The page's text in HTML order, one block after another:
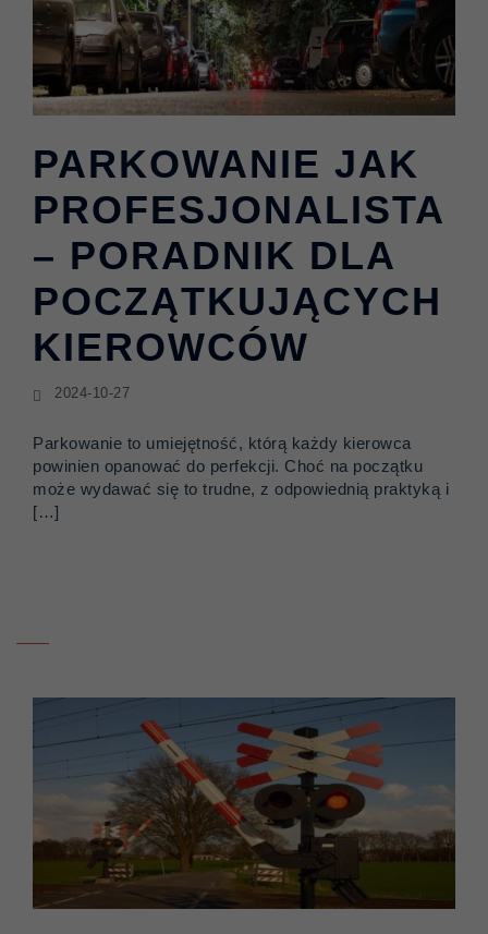
PARKOWANIE JAK
PROFESJONALISTA
– PORADNIK DLA
POCZĄTKUJĄCYCH
KIEROWCÓW
2024-10-27
Parkowanie to umiejętność, którą każdy kierowca
powinien opanować do perfekcji. Choć na początku
może wydawać się to trudne, z odpowiednią praktyką i
[…]